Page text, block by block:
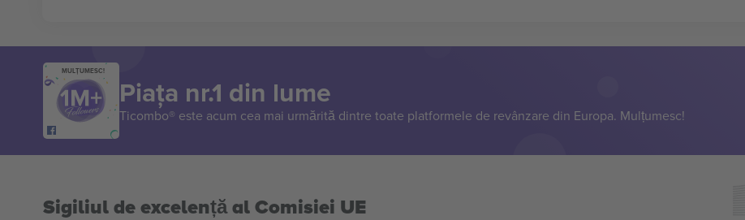
MULȚUMESC!
Piața nr.1 din lume
Ticombo® este acum cea mai urmărită dintre toate platformele de revânzare din Europa. Mulțumesc!
Sigiliul de excelență al Comisiei UE